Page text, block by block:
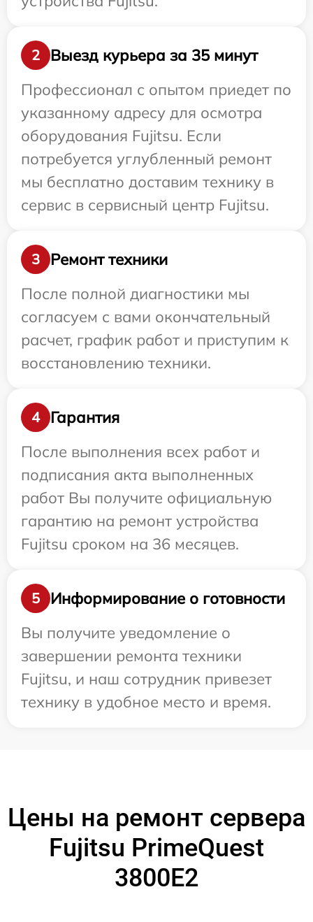
2
Выезд курьера за 35 минут
Профессионал с опытом приедет по
указанному адресу для осмотра
оборудования Fujitsu. Если
потребуется углубленный ремонт
мы бесплатно доставим технику в
сервис в сервисный центр Fujitsu.
3
Ремонт техники
После полной диагностики мы
согласуем с вами окончательный
расчет, график работ и приступим к
восстановлению техники.
4
Гарантия
После выполнения всех работ и
подписания акта выполненных
работ Вы получите официальную
гарантию на ремонт устройства
Fujitsu сроком на 36 месяцев.
5
Информирование о готовности
Вы получите уведомление о
завершении ремонта техники
Fujitsu, и наш сотрудник привезет
технику в удобное место и время.
Цены на ремонт сервера
Fujitsu PrimeQuest
3800E2